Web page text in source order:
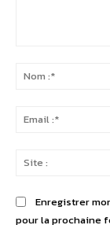
Enregistrer
pour la prochaine